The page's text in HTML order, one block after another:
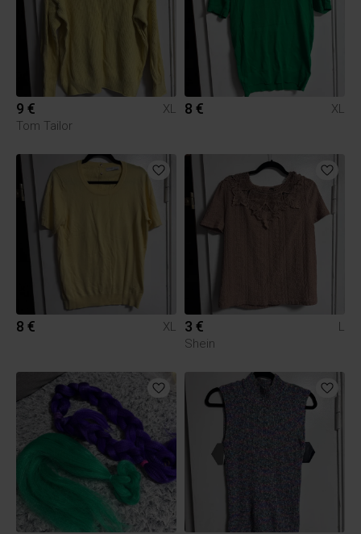
9 €
XL
Tom Tailor
8 € XL
8 € XL 3 €
L
Shein